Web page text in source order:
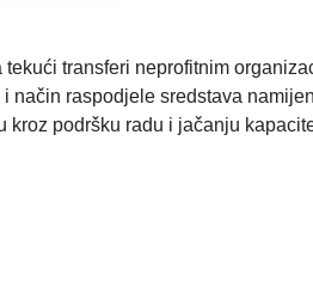
transferi neprofitnim
način raspodjele sredstava
podršku radu i jačanju